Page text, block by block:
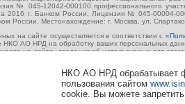
№ 045-12042-000100 профессионального
2016 г. Банком России. Лицензия № 045-00004-
России. Местонахождение: г. Москва, ул.
на сайте осуществляется в соответствии с
АО НРД на обработку ваших персональных
на сайте, сведения об используемых для
в целях улучшения работы сайта,
его предоставления и в течение всего периода
данных метрическими программами вы
НКО АО НРД обрабатывает
пользования сайтом
cookie. Вы можете